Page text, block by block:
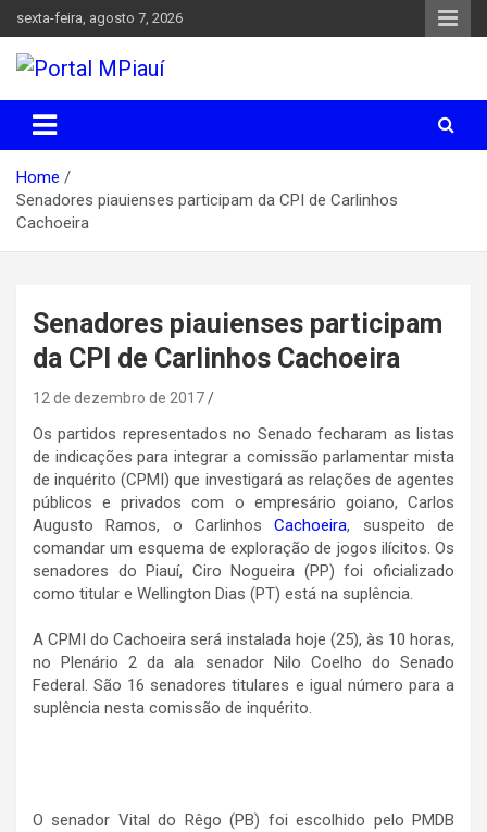
to
content
sexta-feira, agosto 7, 2026
Portal MPiauí
Parnaíba
Home
Senadores piauienses participam da CPI de Carlinhos
Cachoeira
Senadores piauienses participam
da CPI de Carlinhos Cachoeira
12 de dezembro de 2017
Os partidos representados no Senado fecharam as listas
de indicações para integrar a comissão parlamentar mista
de inquérito (CPMI) que investigará as relações de agentes
públicos e privados com o empresário goiano, Carlos
Augusto Ramos, o CarlinhosCachoeira, suspeito de
comandar um esquema de exploração de jogos ilícitos. Os
senadores do Piauí, Ciro Nogueira (PP) foi oficializado
como titular e Wellington Dias (PT) está na suplência.
A CPMI do Cachoeira será instalada hoje (25), às 10 horas,
no Plenário 2 da ala senador Nilo Coelho do Senado
Federal. São 16 senadores titulares e igual número para a
suplência nesta comissão de inquérito.
O senador Vital do Rêgo (PB) foi escolhido pelo PMDB